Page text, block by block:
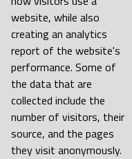
website, while also
creating an analytics
report of the website's
performance. Some of
the data that are
collected include the
number of visitors, their
source, and the pages
they visit anonymously.